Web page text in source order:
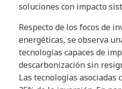
soluciones con impacto
Respecto de los focos de
energéticas, se observa
tecnologías capaces de
descarbonización sin
Las tecnologías asociadas